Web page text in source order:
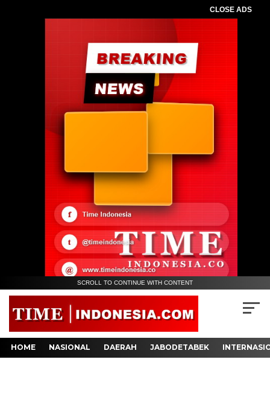
CLOSE ADS
SCROLL TO CONTINUE WITH CONTENT
HOME NASIONAL DAERAH JABODETABEK